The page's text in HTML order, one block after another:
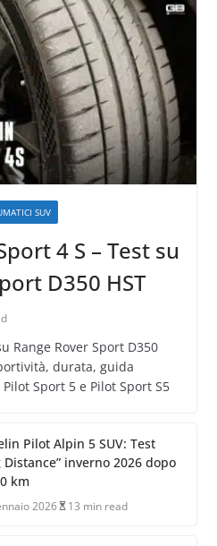
SUV
4 S – Test su
D350 HST
Range Rover Sport D350
durata, guida
Sport 5 e Pilot Sport S5
Pilot Alpin 5 SUV: Test
Distance” inverno 2026 dopo
km
2026 13 min read